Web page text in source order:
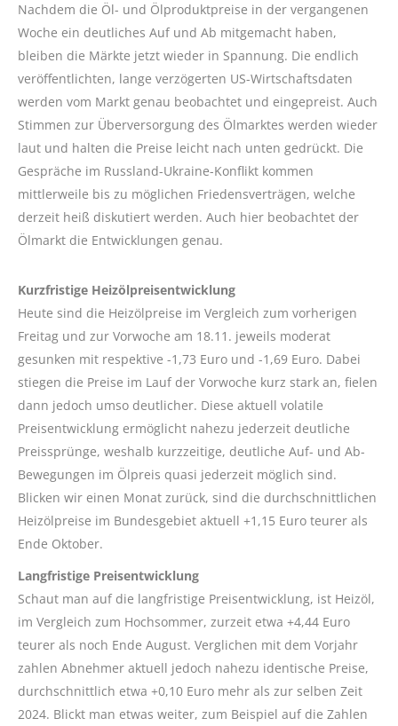
Nachdem die Öl- und Ölproduktpreise in der vergangenen
Woche ein deutliches Auf und Ab mitgemacht haben,
bleiben die Märkte jetzt wieder in Spannung. Die endlich
veröffentlichten, lange verzögerten US-Wirtschaftsdaten
werden vom Markt genau beobachtet und eingepreist. Auch
Stimmen zur Überversorgung des Ölmarktes werden wieder
laut und halten die Preise leicht nach unten gedrückt. Die
Gespräche im Russland-Ukraine-Konflikt kommen
mittlerweile bis zu möglichen Friedensverträgen, welche
derzeit heiß diskutiert werden. Auch hier beobachtet der
Ölmarkt die Entwicklungen genau.
Kurzfristige Heizölpreisentwicklung
Heute sind die Heizölpreise im Vergleich zum vorherigen
Freitag und zur Vorwoche am 18.11. jeweils moderat
gesunken mit respektive -1,73 Euro und -1,69 Euro. Dabei
stiegen die Preise im Lauf der Vorwoche kurz stark an, fielen
dann jedoch umso deutlicher. Diese aktuell volatile
Preisentwicklung ermöglicht nahezu jederzeit deutliche
Preissprünge, weshalb kurzzeitige, deutliche Auf- und Ab-
Bewegungen im Ölpreis quasi jederzeit möglich sind.
Blicken wir einen Monat zurück, sind die durchschnittlichen
Heizölpreise im Bundesgebiet aktuell +1,15 Euro teurer als
Ende Oktober.
Langfristige Preisentwicklung
Schaut man auf die langfristige Preisentwicklung, ist Heizöl,
im Vergleich zum Hochsommer, zurzeit etwa +4,44 Euro
teurer als noch Ende August. Verglichen mit dem Vorjahr
zahlen Abnehmer aktuell jedoch nahezu identische Preise,
durchschnittlich etwa +0,10 Euro mehr als zur selben Zeit
2024. Blickt man etwas weiter, zum Beispiel auf die Zahlen